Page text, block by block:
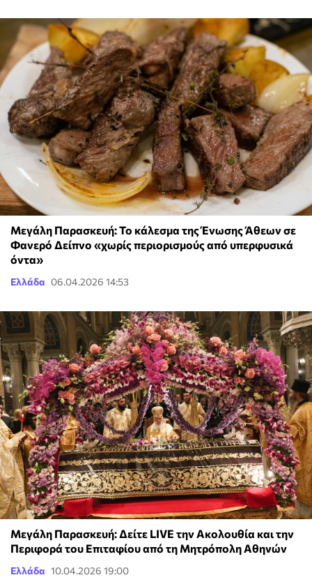
Μεγάλη Παρασκευή: Το κάλεσμα της Ένωσης Άθεων σε
Φανερό Δείπνο «χωρίς περιορισμούς από υπερφυσικά
όντα»
Ελλάδα 06.04.2026 14:53
Μεγάλη Παρασκευή: Δείτε LIVE την Ακολουθία και την
Περιφορά του Επιταφίου από τη Μητρόπολη Αθηνών
Ελλάδα 10.04.2026 19:00